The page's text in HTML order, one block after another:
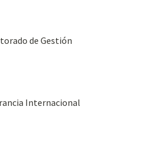
de Gestión
Internacional